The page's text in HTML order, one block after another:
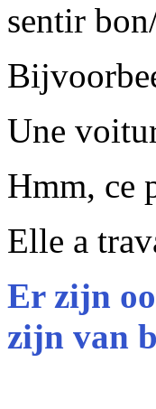
sentir
Une
Hmm, ce
Elle a
Er zijn
zijn van